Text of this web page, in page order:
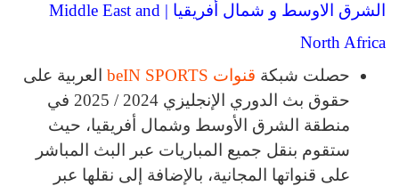
الشرق الاوسط و شمال أفريقيا | Middle East and
North Africa
حصلت شبكة قنوات beIN SPORTS
العربية على
حقوق بث الدوري الإنجليزي 2024 / 2025 في
منطقة الشرق الأوسط وشمال أفريقيا، حيث
ستقوم بنقل جميع المباريات عبر البث المباشر
على قنواتها المجانية، بالإضافة إلى نقلها عبر